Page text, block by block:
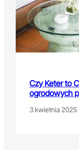
Czy Keter to
ogrodowych
3 kwietnia 2025